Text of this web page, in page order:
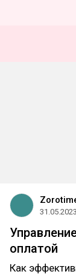
31.05.2023
оплатой
Как